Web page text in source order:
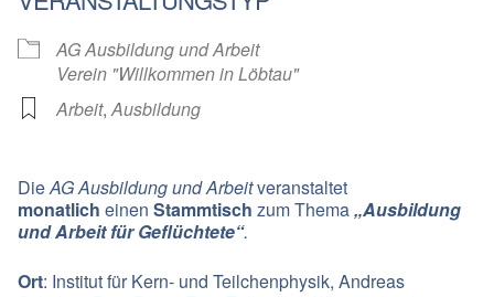
AG Ausbildung und Arbeit
Verein "Willkommen in Löbtau"
Arbeit,Ausbildung
DieAG Ausbildung und Arbeitveranstaltet
monatlich einen Stammtisch zum Thema„Ausbildung
und Arbeit für Geflüchtete“.
Ort: Institut für Kern- und Teilchenphysik, Andreas